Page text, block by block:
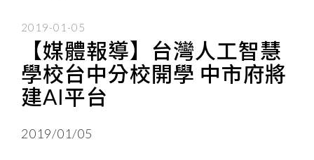
2019-01-05
【媒體報導】台灣人工智慧
學校台中分校開學 中市府將
建AI平台
2019/01/05